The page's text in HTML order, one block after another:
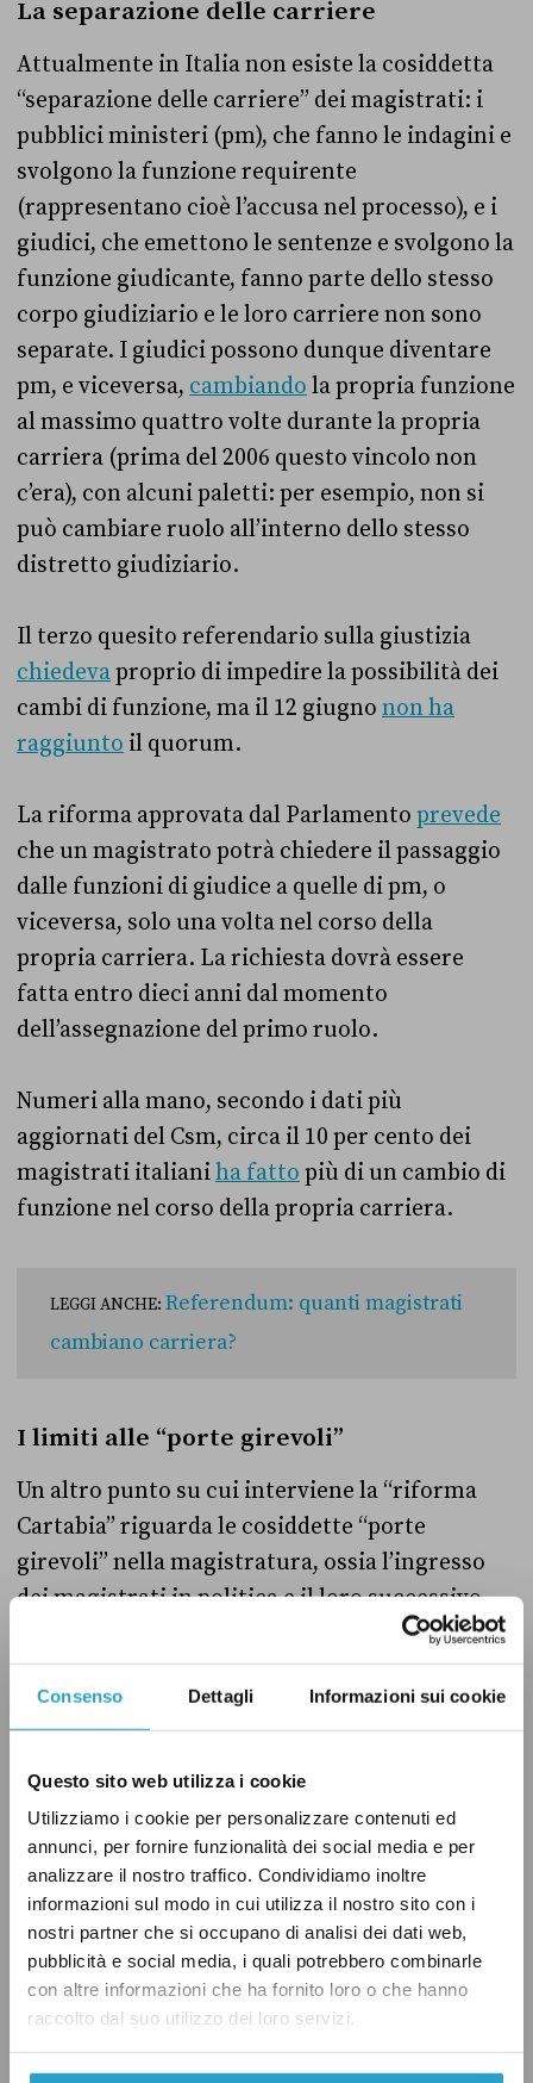
Consenso Dettagli Informazioni sui cookie
Questo sito web utilizza i cookie
Utilizziamo i cookie per personalizzare contenuti ed
annunci, per fornire funzionalità dei social media e per
analizzare il nostro traffico. Condividiamo inoltre
informazioni sul modo in cui utilizza il nostro sito con i
nostri partner che si occupano di analisi dei dati web,
pubblicità e social media, i quali potrebbero combinarle
con altre informazioni che ha fornito loro o che hanno
raccolto dal suo utilizzo dei loro servizi.
La separazione delle carriere
Attualmente in Italia non esiste la cosiddetta
“separazione delle carriere” dei magistrati: i
pubblici ministeri (pm), che fanno le indagini e
svolgono la funzione requirente
(rappresentano cioè l’accusa nel processo), e i
giudici, che emettono le sentenze e svolgono la
funzione giudicante, fanno parte dello stesso
corpo giudiziario e le loro carriere non sono
separate. I giudici possono dunque diventare
pm, e viceversa, cambiando la propria funzione
al massimo quattro volte durante la propria
carriera (prima del 2006 questo vincolo non
c’era), con alcuni paletti: per esempio, non si
può cambiare ruolo all’interno dello stesso
distretto giudiziario.
Il terzo quesito referendario sulla giustizia
chiedevaproprio di impedire la possibilità dei
cambi di funzione, ma il 12 giugno non ha
raggiunto il quorum.
La riforma approvata dal Parlamento prevede
che un magistrato potrà chiedere il passaggio
dalle funzioni di giudice a quelle di pm, o
viceversa, solo una volta nel corso della
propria carriera. La richiesta dovrà essere
fatta entro dieci anni dal momento
dell’assegnazione del primo ruolo.
Numeri alla mano, secondo i dati più
aggiornati del Csm, circa il 10 per cento dei
magistrati italianiha fatto più di un cambio di
funzione nel corso della propria carriera.
LEGGI ANCHE: Referendum: quanti magistrati
cambiano carriera?
I limiti alle “porte girevoli”
Un altro punto su cui interviene la “riforma
Cartabia” riguarda le cosiddette “porte
girevoli” nella magistratura, ossia l’ingresso
dei magistrati in politica e il loro successivo
ritorno al loro lavoro originario. L’obiettivo,
comespiegaun dossier del Senato, è quello di
realizzare «una più accentuata separazione tra
politica e magistratura».
Con la riforma, un magistrato potrà entrare in
politica, come accade già oggi, ma
candidandosi in una regione diversa rispetto a
quella dove ha lavorato nei tre anni precedenti
e senza percepire più il proprio compenso da
magistrato. Se un magistrato viene eletto e poi
decide di ritornare al proprio lavoro originario,
non potrà ricoprire ruoli che riguardino